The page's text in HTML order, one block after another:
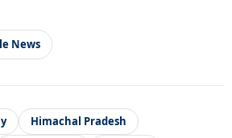
News
Himachal Pradesh